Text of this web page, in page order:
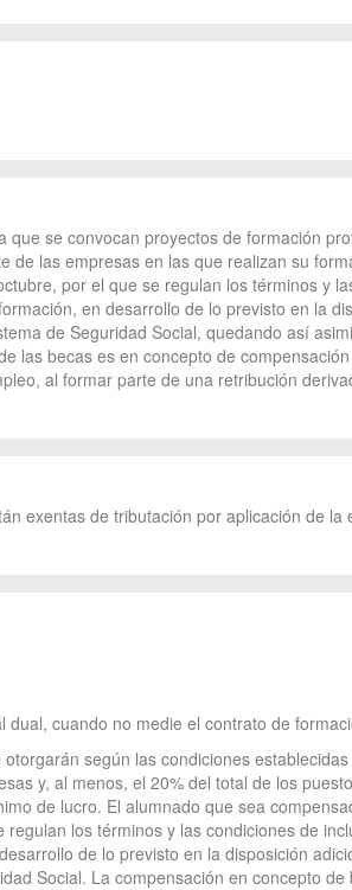
se convocan proyectos de formación
las empresas en las que realizan su
por el que se regulan los términos y
en desarrollo de lo previsto en la
de Seguridad Social, quedando así
las becas es en concepto de
al formar parte de una retribución
exentas de tributación por aplicación de
cuando no medie el contrato de
según las condiciones
y, al menos, el 20% del total de los
de lucro. El alumnado que sea
los términos y las condiciones de
de lo previsto en la disposición
Social. La compensación en concepto